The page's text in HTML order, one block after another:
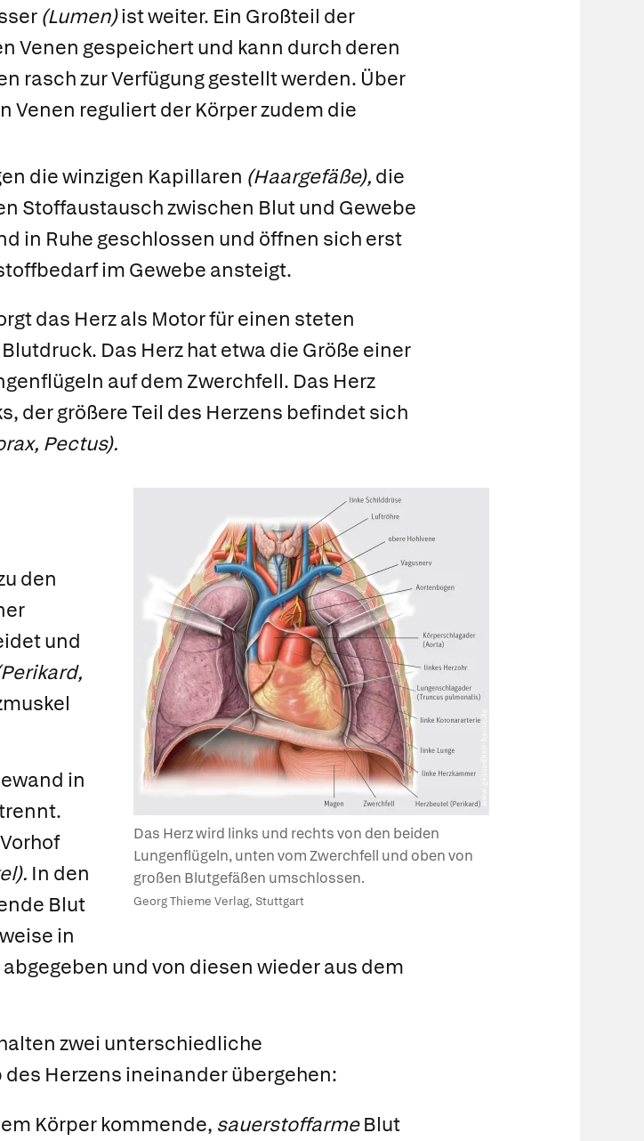
(Lumen)ist weiter. Ein Großteil der
Venen gespeichert und kann durch deren
rasch zur Verfügung gestellt werden. Über
reguliert der Körper zudem die
die winzigen Kapillaren (Haargefäße), die
Stoffaustausch zwischen Blut und Gewebe
in Ruhe geschlossen und öffnen sich erst
im Gewebe ansteigt.
das Herzals Motor für einen steten
Das Herz hat etwa die Größe einer
auf dem Zwerchfell. Das Herz
der größere Teil des Herzens befindet sich
Pectus).
Das Herz wird links und rechts von den beiden
Lungenflügeln, unten vom Zwerchfell und oben von
großen Blutgefäßen umschlossen.
Georg Thieme Verlag, Stuttgart
den
und
in
Vorhof
In den
Blut
in
und von diesen wieder aus dem
zwei unterschiedliche
Herzens ineinander übergehen:
Körper kommende, sauerstoffarmeBlut